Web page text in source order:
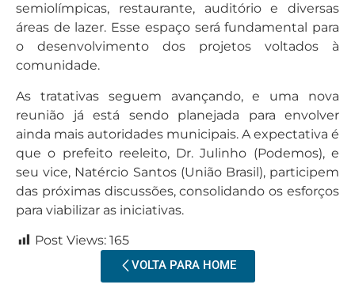
semiolímpicas, restaurante, auditório e diversas
áreas de lazer. Esse espaço será fundamental para
o desenvolvimento dos projetos voltados à
comunidade.
As tratativas seguem avançando, e uma nova
reunião já está sendo planejada para envolver
ainda mais autoridades municipais. A expectativa é
que o prefeito reeleito, Dr. Julinho (Podemos), e
seu vice, Natércio Santos (União Brasil), participem
das próximas discussões, consolidando os esforços
para viabilizar as iniciativas.
Post Views: 165
VOLTA PARA HOME